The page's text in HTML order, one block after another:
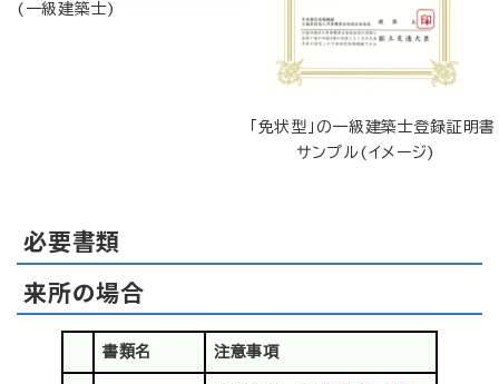
(一級建築士)
「免状型」の一級建築士登録証明書
サンプル(イメージ)
必要書類
来所の場合
書類名 注意事項